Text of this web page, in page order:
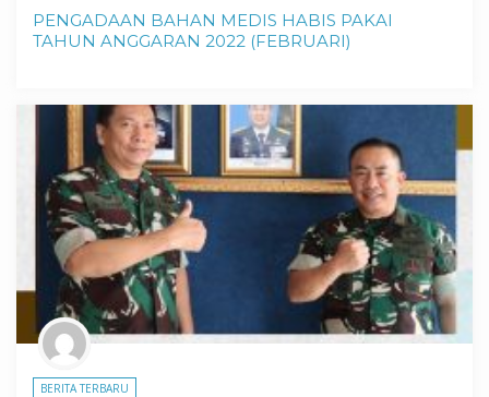
PENGADAAN BAHAN MEDIS HABIS PAKAI
TAHUN ANGGARAN 2022 (FEBRUARI)
BERITA TERBARU